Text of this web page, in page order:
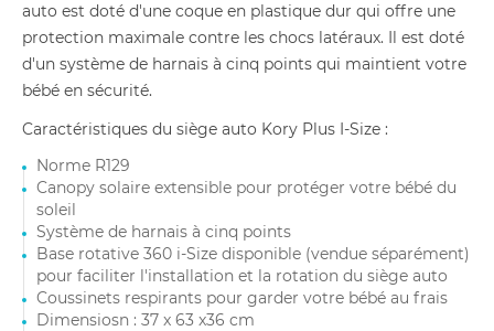
auto est doté d'une coque en plastique dur qui offre une
protection maximale contre les chocs latéraux. Il est doté
d'un système de harnais à cinq points qui maintient votre
bébé en sécurité.
Caractéristiques du siège auto Kory Plus I-Size :
Norme R129
Canopy solaire extensible pour protéger votre bébé du
soleil
Système de harnais à cinq points
Base rotative 360 i-Size disponible (vendue séparément)
pour faciliter l'installation et la rotation du siège auto
Coussinets respirants pour garder votre bébé au frais
Dimensiosn : 37 x 63 x36 cm